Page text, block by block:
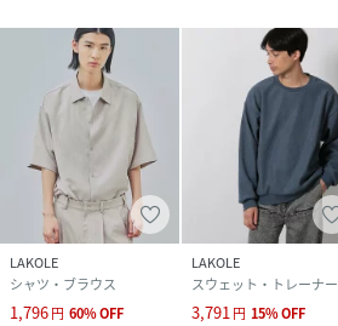
LAKOLE
シャツ・ブラウス
1,796円 60%OFF
LAKOLE
スウェット・トレーナー
3,791 円 15%OFF